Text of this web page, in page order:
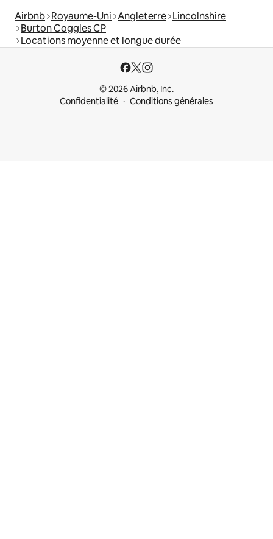
Airbnb Royaume-Uni Angleterre Lincolnshire
Burton Coggles CP
Locations moyenne et longue durée
© 2026 Airbnb, Inc.
Confidentialité
Conditions générales